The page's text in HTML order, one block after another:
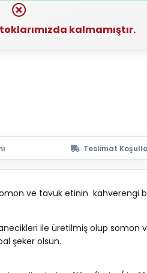
kalmamıştır.
Teslimat
ve tavuk etinin kahverengi
ile üretilmiş olup somon
şeker olsun.